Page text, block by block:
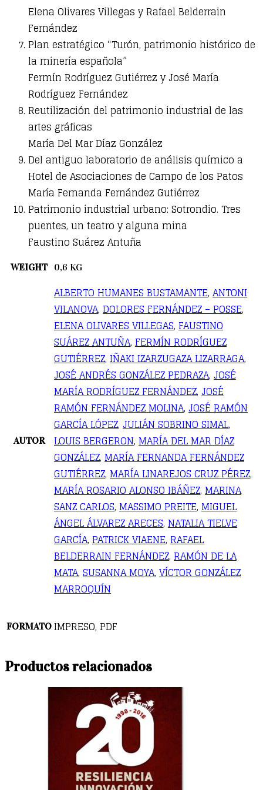
Elena Olivares Villegas y Rafael Belderrain
Fernández
Plan estratégico “Turón, patrimonio histórico de
la minería española”
Fermín Rodríguez Gutiérrez y José María
Rodríguez Fernández
Reutilización del patrimonio industrial de las
artes gráficas
María Del Mar Díaz González
Del antiguo laboratorio de análisis químico a
Hotel de Asociaciones de Campo de los Patos
María Fernanda Fernández Gutiérrez
Patrimonio industrial urbano: Sotrondio. Tres
puentes, un teatro y alguna mina
Faustino Suárez Antuña
WEIGHT 0,6 KG
AUTOR
ALBERTO HUMANES BUSTAMANTE, ANTONI
VILANOVA, DOLORES FERNÁNDEZ – POSSE,
ELENA OLIVARES VILLEGAS, FAUSTINO
SUÁREZ ANTUÑA, FERMÍN RODRÍGUEZ
GUTIÉRREZ, IÑAKI IZARZUGAZA LIZARRAGA,
JOSÉ ANDRÉS GONZÁLEZ PEDRAZA, JOSÉ
MARÍA RODRÍGUEZ FERNÁNDEZ, JOSÉ
RAMÓN FERNÁNDEZ MOLINA, JOSÉ RAMÓN
GARCÍA LÓPEZ, JULIÁN SOBRINO SIMAL,
LOUIS BERGERON, MARÍA DEL MAR DÍAZ
GONZÁLEZ, MARÍA FERNANDA FERNÁNDEZ
GUTIÉRREZ, MARÍA LINAREJOS CRUZ PÉREZ,
MARÍA ROSARIO ALONSO IBÁÑEZ, MARINA
SANZ CARLOS, MASSIMO PREITE, MIGUEL
ÁNGEL ÁLVAREZ ARECES, NATALIA TIELVE
GARCÍA, PATRICK VIAENE, RAFAEL
BELDERRAIN FERNÁNDEZ, RAMÓN DE LA
MATA, SUSANNA MOYA, VÍCTOR GONZÁLEZ
MARROQUÍN
FORMATO IMPRESO, PDF
Productos relacionados